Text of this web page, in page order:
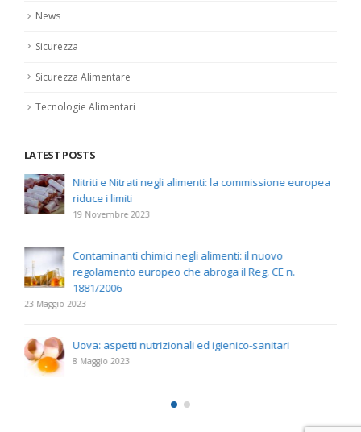
News
Sicurezza
Sicurezza Alimentare
Tecnologie Alimentari
LATEST POSTS
Nitriti e Nitrati negli alimenti: la commissione europea
riduce i limiti
19 Novembre 2023
Contaminanti chimici negli alimenti: il nuovo
regolamento europeo che abroga il Reg. CE n.
1881/2006
23 Maggio 2023
Uova: aspetti nutrizionali ed igienico-sanitari
8 Maggio 2023